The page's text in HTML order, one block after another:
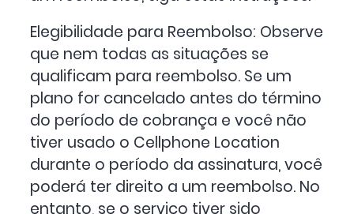
Elegibilidade para Reembolso: Observe
que nem todas as situações se
qualificam para reembolso. Se um
plano for cancelado antes do término
do período de cobrança e você não
tiver usado o Cellphone Location
durante o período da assinatura, você
poderá ter direito a um reembolso. No
entanto, se o serviço tiver sido